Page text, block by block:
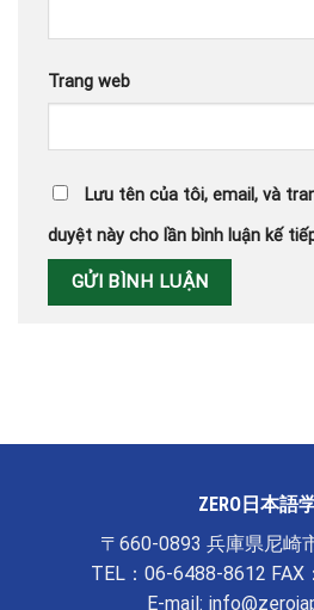
Trang web
Lưu tên của tôi, email, và
duyệt này cho lần bình luận kế
ZERO日本語
〒660-0893 兵庫県尼崎
TEL：06-6488-8612 FAX
E-mail: